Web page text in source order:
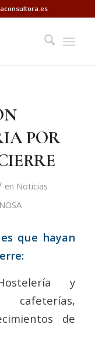
POR
en Noticias
que hayan
y
cafeterías,
de